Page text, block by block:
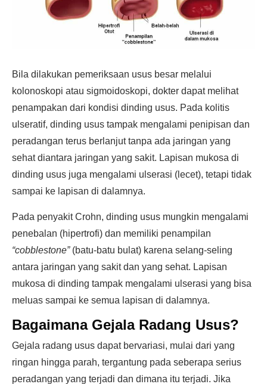
Bila dilakukan pemeriksaan usus besar melalui
kolonoskopi atau sigmoidoskopi, dokter dapat melihat
penampakan dari kondisi dinding usus. Pada kolitis
ulseratif, dinding usus tampak mengalami penipisan dan
peradangan terus berlanjut tanpa ada jaringan yang
sehat diantara jaringan yang sakit. Lapisan mukosa di
dinding usus juga mengalami ulserasi (lecet), tetapi tidak
sampai ke lapisan di dalamnya.
Pada penyakit Crohn, dinding usus mungkin mengalami
penebalan (hipertrofi) dan memiliki penampilan
“cobblestone”(batu-batu bulat) karena selang-seling
antara jaringan yang sakit dan yang sehat. Lapisan
mukosa di dinding tampak mengalami ulserasi yang bisa
meluas sampai ke semua lapisan di dalamnya.
Bagaimana Gejala Radang Usus?
Gejala radang usus dapat bervariasi, mulai dari yang
ringan hingga parah, tergantung pada seberapa serius
peradangan yang terjadi dan dimana itu terjadi. Jika